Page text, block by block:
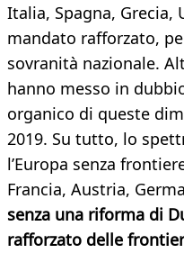
Italia, Spagna,
mandato rafforzato,
sovranità nazionale.
hanno messo in
organico di queste
2019. Su tutto, lo
l’Europa senza
Francia, Austria,
senza una riforma di
rafforzato delle